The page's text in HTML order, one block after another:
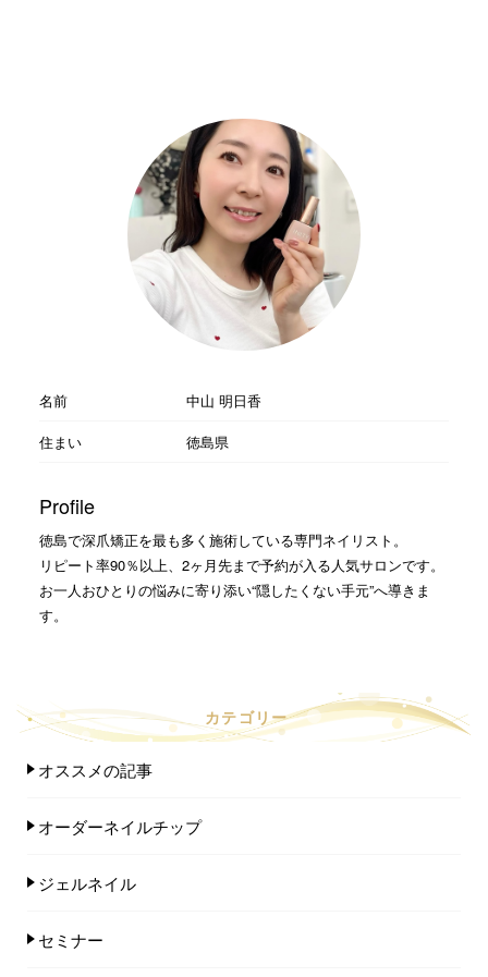
名前
中山 明日香
住まい
徳島県
Profile
徳島で深爪矯正を最も多く施術している専門ネイリスト。
リピート率90％以上、2ヶ月先まで予約が入る人気サロンです。
お一人おひとりの悩みに寄り添い“隠したくない手元”へ導きま
す。
カテゴリー
オススメの記事
オーダーネイルチップ
ジェルネイル
セミナー